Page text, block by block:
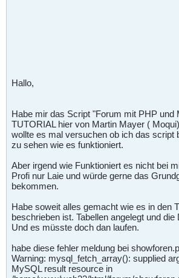
Hallo,
Habe mir das Script "Forum mit PHP und
TUTORIAL hier von Martin Mayer (
wollte es mal versuchen ob ich das script
zu sehen wie es funktioniert.
Aber irgend wie Funktioniert es nicht bei
Profi nur Laie und würde gerne das
bekommen.
Habe soweit alles gemacht wie es in den
beschrieben ist. Tabellen angelegt und die
Und es müsste doch dan laufen.
habe diese fehler meldung bei
Warning: mysql_fetch_array(): supplied
MySQL result resource in